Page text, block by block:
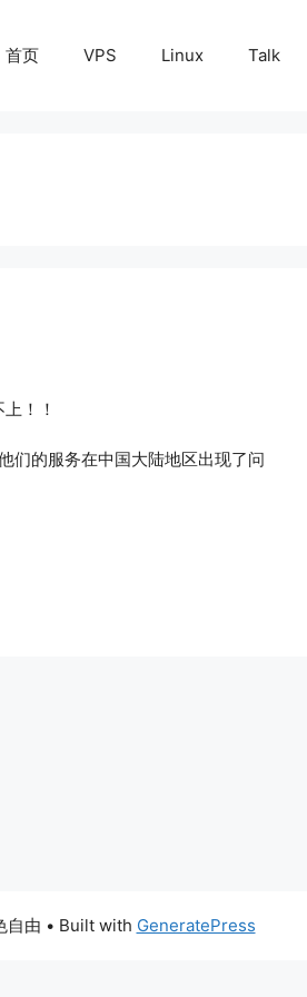
首页 VPS Linux Talk
！！
们的服务在中国大陆地区出现了问
自由 • Built with GeneratePress